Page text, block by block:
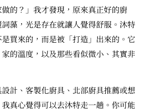
的？」我才發現，原來真正好的廚
藻，光是存在就讓人覺得舒服。沐特
買來的，而是被「打造」出來的。它
的溫度，以及那些看似微小、其實非
計、客製化廚具、北部廚具推薦或想
真心覺得可以去沐特走一趟。你可能